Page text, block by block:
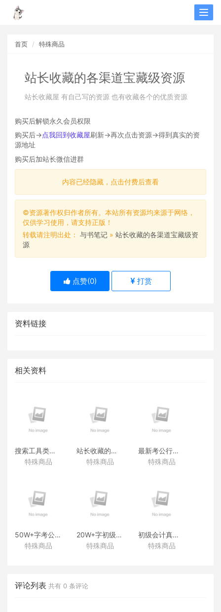
首页 特殊商品
站长收藏的各渠道宝藏级资源
站长收藏屋 有自己写的资源 也有收藏各个的优质资源
购买后解锁永久会员权限
购买后->点我回到收藏屋刷新->再次点击资源->得到真实的资
源地址
购买后加站长微信进群
内容已经隐藏，点击付费后查看
©资源著作权归作者所有。本站所有资源均来源于网络，
仅供学习使用，请支持正版！
转载请注明出处： 与书笔记 » 站长收藏的各渠道宝藏级资
源
点赞(0) 打赏
资料链接
相关资料
搜索工具类产品
特殊商品
站长收藏的各渠道宝藏级资源
特殊商品
最新考公行测公基真题库
特殊商品
50W+字考公思维导图
(全)
特殊商品
20W+字初级会计思维导图
(全)
特殊商品
初级会计真题库
特殊商品
评论列表 共有 0 条评论